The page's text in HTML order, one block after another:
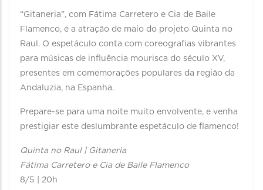
“Gitaneria”, com Fátima Carretero e Cia de Baile
Flamenco, é a atração de maio do projeto Quinta no
Raul. O espetáculo conta com coreografias vibrantes
para músicas de influência mourisca do século XV,
presentes em comemorações populares da região da
Andaluzia, na Espanha.
Prepare-se para uma noite muito envolvente, e venha
prestigiar este deslumbrante espetáculo de flamenco!
Quinta no Raul | Gitaneria
Fátima Carretero e Cia de Baile Flamenco
8/5 | 20h